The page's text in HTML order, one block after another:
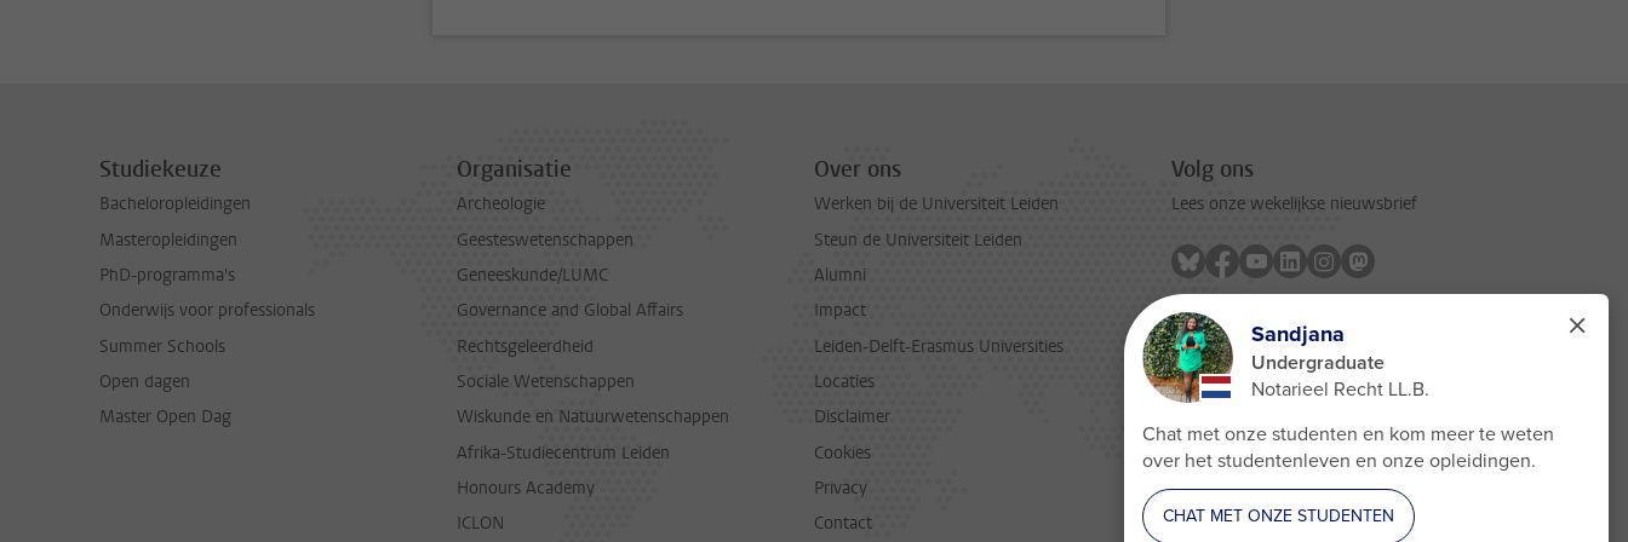
Studiekeuze
Bacheloropleidingen
Masteropleidingen
PhD-programma's
Onderwijs voor professionals
Summer Schools
Open dagen
Master Open Dag
Organisatie
Archeologie
Geesteswetenschappen
Geneeskunde/LUMC
Governance and Global Affairs
Rechtsgeleerdheid
Sociale Wetenschappen
Wiskunde en Natuurwetenschappen
Afrika-Studiecentrum Leiden
Honours Academy
ICLON
Over ons
Werken bij de Universiteit Leiden
Steun de Universiteit Leiden
Alumni
Impact
Leiden-Delft-Erasmus Universities
Locaties
Disclaimer
Cookies
Privacy
Contact
Volg ons
Lees onze wekelijkse nieuwsbrief
Volg ons op bluesky
Volg ons op facebook
Volg ons op youtube
Volg ons op linkedin
Volg ons op instagram
Volg ons op mastodon